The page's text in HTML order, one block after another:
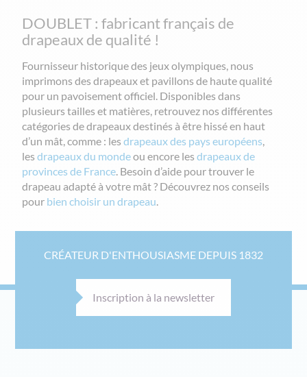
DOUBLET : fabricant français de
drapeaux de qualité !
Fournisseur historique des jeux olympiques, nous
imprimons des drapeaux et pavillons de haute qualité
pour un pavoisement officiel. Disponibles dans
plusieurs tailles et matières, retrouvez nos différentes
catégories de drapeaux destinés à être hissé en haut
d’un mât, comme : lesdrapeaux des pays européens,
lesdrapeaux du mondeou encore lesdrapeaux de
provinces de France. Besoin d’aide pour trouver le
drapeau adapté à votre mât ? Découvrez nos conseils
pour bien choisir un drapeau.
CRÉATEUR D'ENTHOUSIASME DEPUIS 1832
Inscription à la newsletter